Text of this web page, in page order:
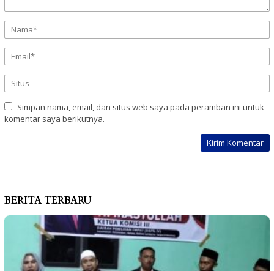
Simpan nama, email, dan situs web saya pada peramban ini untuk
komentar saya berikutnya.
BERITA TERBARU